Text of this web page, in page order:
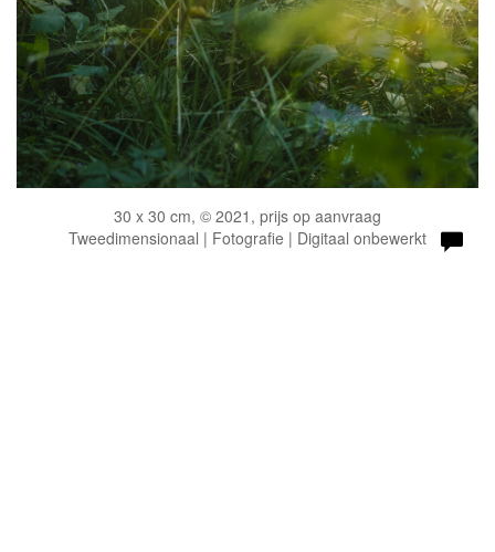
30 x 30 cm, © 2021, prijs op aanvraag
Tweedimensionaal | Fotografie | Digitaal onbewerkt